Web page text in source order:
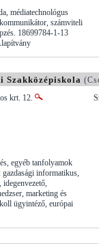
médiatechnológus
számviteli
18699784-1-13
Szakközépiskola
krt. 12.
egyéb tanfolyamok
informatikus,
marketing és
ügyintéző, európai